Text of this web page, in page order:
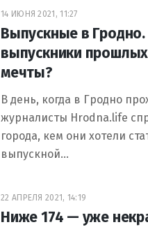
14 ИЮНЯ 2021, 11:27
Выпускные в Гродно.
выпускники
мечты?
В день, когда в Гродно
журналисты Hrodna.life
города, кем они хотели
выпускной…
22 АПРЕЛЯ 2021, 14:19
Ниже 174 — уже